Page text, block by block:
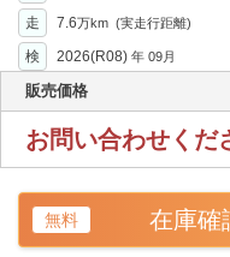
走 7.6万km (実走行距離)
検
2026(R08) 年 09月
販売価格
お問い合わせくだ
無料 在庫確